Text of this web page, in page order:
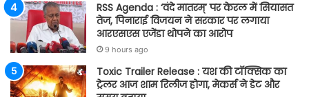
RSS Agenda : ‘वंदे मातरम्’ पर केरल में सियासत
तेज, पिनाराई विजयन ने सरकार पर लगाया
आरएसएस एजेंडा थोपने का आरोप
9 hours ago
Toxic Trailer Release : यश की टॉक्सिक का
ट्रेलर आज शाम रिलीज होगा, मेकर्स ने डेट और